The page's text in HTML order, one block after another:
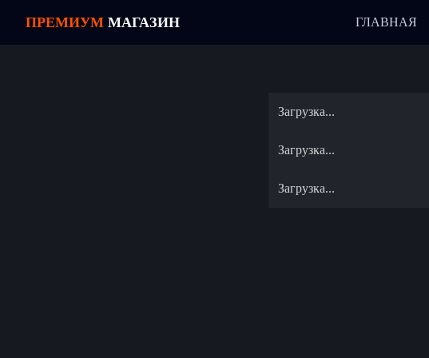
ПРЕМИУМ МАГАЗИН ГЛАВНАЯ
Загрузка
Загрузка
Загрузка